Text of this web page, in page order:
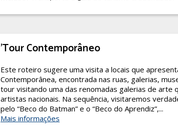
'Tour Contemporâneo
Este roteiro sugere uma visita a locais que
Contemporânea, encontrada nas ruas, galerias,
tour visitando uma das renomadas galerias de arte
artistas nacionais. Na sequência, visitaremos
pelo “Beco do Batman” e o “Beco do Aprendiz”,...
Mais informações